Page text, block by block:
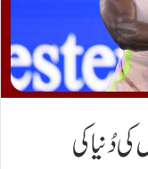
دُنیا کی